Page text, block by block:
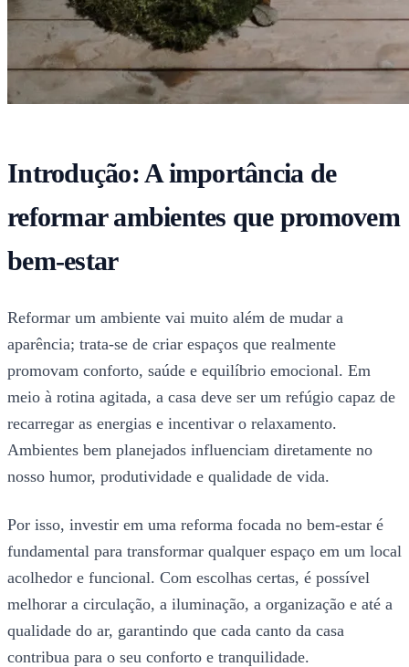
Introdução: A importância de
reformar ambientes que promovem
bem-estar
Reformar um ambiente vai muito além de mudar a
aparência; trata-se de criar espaços que realmente
promovam conforto, saúde e equilíbrio emocional. Em
meio à rotina agitada, a casa deve ser um refúgio capaz de
recarregar as energias e incentivar o relaxamento.
Ambientes bem planejados influenciam diretamente no
nosso humor, produtividade e qualidade de vida.
Por isso, investir em uma reforma focada no bem-estar é
fundamental para transformar qualquer espaço em um local
acolhedor e funcional. Com escolhas certas, é possível
melhorar a circulação, a iluminação, a organização e até a
qualidade do ar, garantindo que cada canto da casa
contribua para o seu conforto e tranquilidade.